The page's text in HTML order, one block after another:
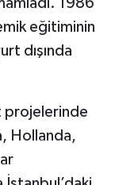
1986
eğitiminin
dışında
projelerinde
Hollanda,